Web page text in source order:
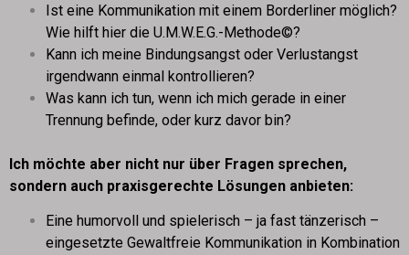
Ist eine Kommunikation mit einem Borderliner möglich?
Wie hilft hier die U.M.W.E.G.-Methode©?
Kann ich meine Bindungsangst oder Verlustangst
irgendwann einmal kontrollieren?
Was kann ich tun, wenn ich mich gerade in einer
Trennung befinde, oder kurz davor bin?
Ich möchte aber nicht nur über Fragen sprechen,
sondern auch praxisgerechte Lösungen anbieten:
Eine humorvoll und spielerisch – ja fast tänzerisch –
eingesetzte Gewaltfreie Kommunikation in Kombination